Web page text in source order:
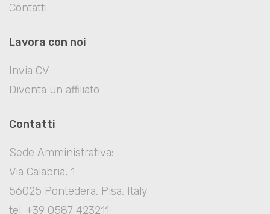
Contatti
Lavora con noi
Invia CV
Diventa un affiliato
Contatti
Sede Amministrativa:
Via Calabria, 1
56025 Pontedera, Pisa, Italy
tel. +39 0587 423211